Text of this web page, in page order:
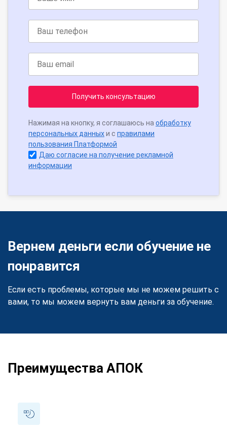
Получить консультацию
Нажимая на кнопку, я соглашаюсь на обработку
персональных данныхи с правилами
пользования Платформой
Даю согласие на получение рекламной
информации
Вернем деньги если обучение не
понравится
Если есть проблемы, которые мы не можем решить с
вами, то мы можем вернуть вам деньги за обучение.
Преимущества АПОК